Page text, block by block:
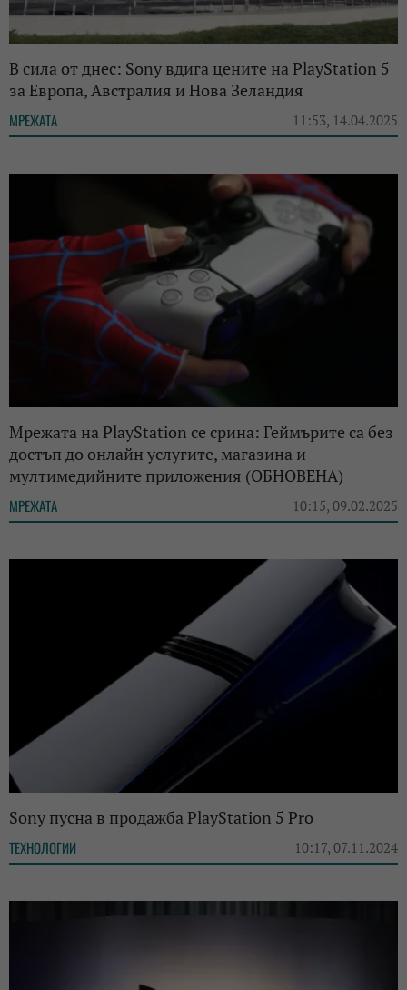
В сила от днес: Sony вдига цените на PlayStation 5
за Европа, Австралия и Нова Зеландия
МРЕЖАТА 11:53, 14.04.2025
Мрежата на PlayStation се срина: Геймърите са без
достъп до онлайн услугите, магазина и
мултимедийните приложения (ОБНОВЕНА)
МРЕЖАТА 10:15, 09.02.2025
Sony пусна в продажба PlayStation 5 Pro
ТЕХНОЛОГИИ 10:17, 07.11.2024